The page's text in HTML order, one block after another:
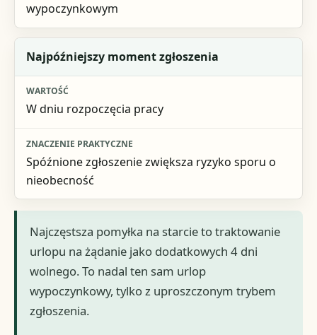
wypoczynkowym
Najpóźniejszy moment zgłoszenia
W dniu rozpoczęcia pracy
Spóźnione zgłoszenie zwiększa ryzyko sporu o
nieobecność
Najczęstsza pomyłka na starcie to traktowanie
urlopu na żądanie jako dodatkowych 4 dni
wolnego. To nadal ten sam urlop
wypoczynkowy, tylko z uproszczonym trybem
zgłoszenia.